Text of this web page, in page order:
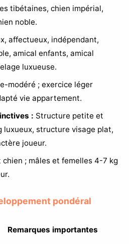
tibétaines, chien impérial,
noble.
affectueux, indépendant,
amical enfants, amical
luxueuse.
modéré ; exercice léger
vie appartement.
: Structure petite et
luxueux, structure visage plat,
joueur.
chien ; mâles et femelles 4-7 kg
pondéral
Remarques importantes